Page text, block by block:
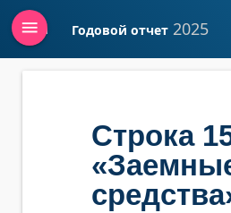
Войти Годовой отчет 2025
menu
Строка